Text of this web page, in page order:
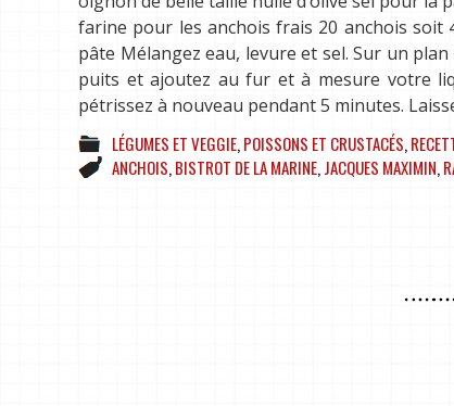
farine pour les anchois frais 20 anchois soit
pâte Mélangez eau, levure et sel. Sur un
puits et ajoutez au fur et à mesure votre
pétrissez à nouveau pendant 5 minutes.
LÉGUMES ET VEGGIE,POISSONS ET CRUSTACÉS,
ANCHOIS,BISTROT DE LA MARINE,JACQUES MAXIMIN,